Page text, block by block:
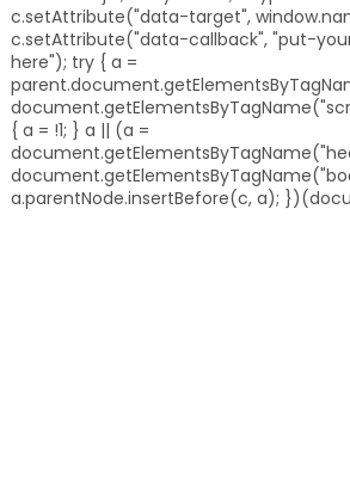
c.setAttribute("data-target",
c.setAttribute("data-callback", "put-
here"); try { a =
{ a = !1; } a || (a =
a.parentNode.insertBefore(c, a);